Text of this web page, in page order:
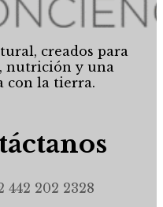
creados para
nutrición y una
con la tierra.
442 202 2328